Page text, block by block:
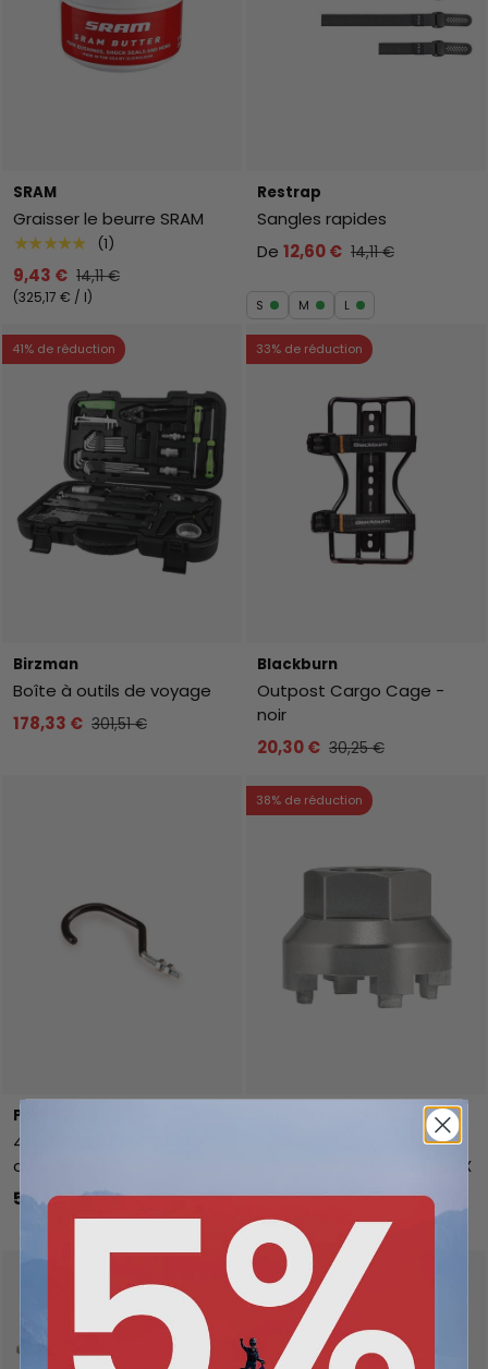
SRAM
Graisser le beurre SRAM
★★★★★ (1)
9,43 € 14,11 €
Prix unitaire
325,17 € / l
Restrap
Sangles rapides
De 12,60 € 14,11 €
S M L
41% de réduction
Birzman
Boîte à outils de voyage
178,33 € 301,51 €
33% de réduction
Blackburn
Outpost Cargo Cage -
noir
20,30 € 30,25 €
Park Tool
450 Crochet de garage
avec écrou
5,04 €
38% de réduction
Extracteur de roue libre
TLSF2 pour Sunrace et BMX
★★★★★ (2)
9,31 € 15,12 €